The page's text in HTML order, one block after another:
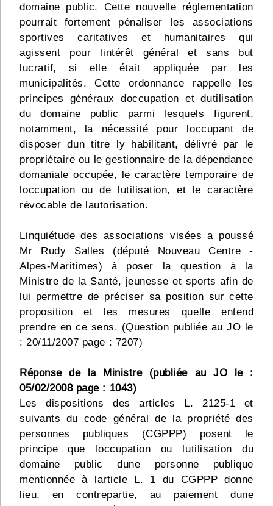
Nous contacter
domaine public. Cette nouvelle réglementation
pourrait fortement pénaliser les associations
sportives caritatives et humanitaires qui
agissent pour lintérêt général et sans but
lucratif, si elle était appliquée par les
municipalités. Cette ordonnance rappelle les
principes généraux doccupation et dutilisation
du domaine public parmi lesquels figurent,
notamment, la nécessité pour loccupant de
disposer dun titre ly habilitant, délivré par le
propriétaire ou le gestionnaire de la dépendance
domaniale occupée, le caractère temporaire de
loccupation ou de lutilisation, et le caractère
révocable de lautorisation.
Linquiétude des associations visées a poussé
Mr Rudy Salles (député Nouveau Centre -
Alpes-Maritimes) à poser la question à la
Ministre de la Santé, jeunesse et sports afin de
lui permettre de préciser sa position sur cette
proposition et les mesures quelle entend
prendre en ce sens. (Question publiée au JO le
: 20/11/2007 page : 7207)
Réponse de la Ministre (publiée au JO le :
05/02/2008 page : 1043)
Les dispositions des articles L. 2125-1 et
suivants du code général de la propriété des
personnes publiques (CGPPP) posent le
principe que loccupation ou lutilisation du
domaine public dune personne publique
mentionnée à larticle L. 1 du CGPPP donne
lieu, en contrepartie, au paiement dune